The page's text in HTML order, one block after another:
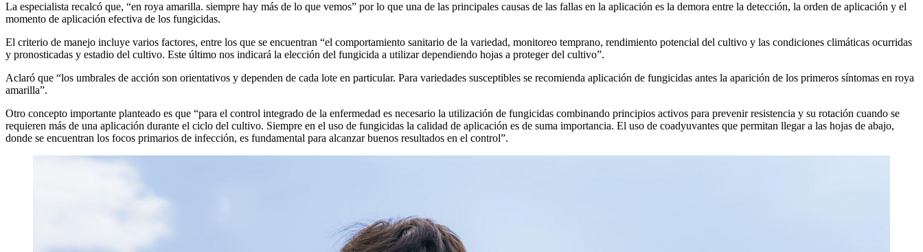
La especialista recalcó que, “en roya amarilla. siempre hay más de lo que vemos” por lo que una de las principales causas de las fallas en la aplicación es la demora entre la detección, la orden de aplicación y el
momento de aplicación efectiva de los fungicidas.
El criterio de manejo incluye varios factores, entre los que se encuentran “el comportamiento sanitario de la variedad, monitoreo temprano, rendimiento potencial del cultivo y las condiciones climáticas ocurridas
y pronosticadas y estadio del cultivo. Este último nos indicará la elección del fungicida a utilizar dependiendo hojas a proteger del cultivo”.
Aclaró que “los umbrales de acción son orientativos y dependen de cada lote en particular. Para variedades susceptibles se recomienda aplicación de fungicidas antes la aparición de los primeros síntomas en roya
amarilla”.
Otro concepto importante planteado es que “para el control integrado de la enfermedad es necesario la utilización de fungicidas combinando principios activos para prevenir resistencia y su rotación cuando se
requieren más de una aplicación durante el ciclo del cultivo. Siempre en el uso de fungicidas la calidad de aplicación es de suma importancia. El uso de coadyuvantes que permitan llegar a las hojas de abajo,
donde se encuentran los focos primarios de infección, es fundamental para alcanzar buenos resultados en el control”.